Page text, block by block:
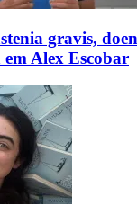
gravis,
Alex Escobar